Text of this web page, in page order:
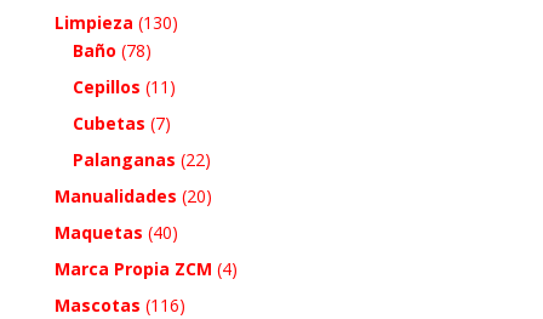
Limpieza (130)
Baño (78)
Cepillos (11)
Cubetas (7)
Palanganas (22)
Manualidades (20)
Maquetas (40)
Marca Propia ZCM (4)
Mascotas (116)